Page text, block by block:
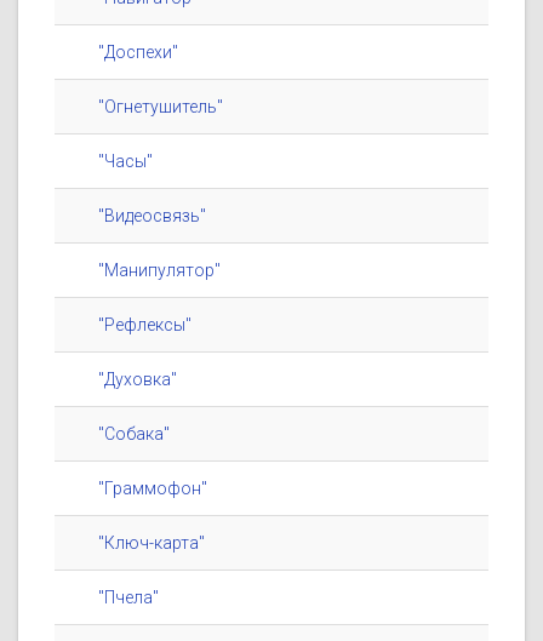
"Доспехи"
"Огнетушитель"
"Часы"
"Видеосвязь"
"Манипулятор"
"Рефлексы"
"Духовка"
"Собака"
"Граммофон"
"Ключ-карта"
"Пчела"